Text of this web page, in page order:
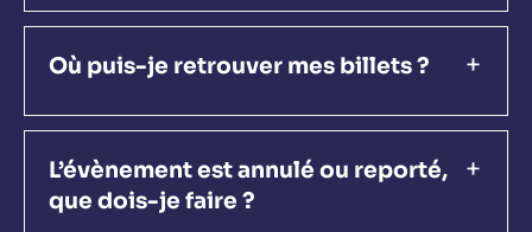
Où puis-je retrouver mes billets ?
L’évènement est annulé ou reporté,
que dois-je faire ?